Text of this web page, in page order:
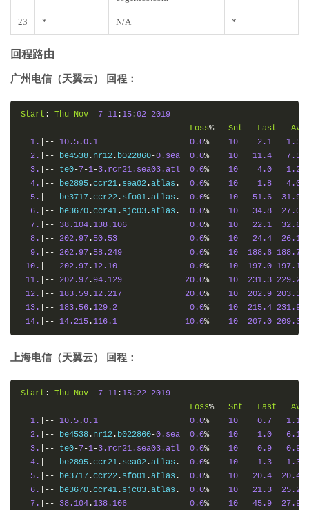
23 * N/A *
回程路由
广州电信（天翼云） 回程：
Start : Thu Nov 7 11 : 15 :02 2019
Loss% Snt Last
Avg
1.
|-- 10.5 .0.1 0.0% 10 2.1
1.5
2.
|-- be4538 . nr12 . b022860-0.sea 0.0% 10 11.4
7.5
3.
|-- te0-7-1-3.rcr21.sea03.atl 0.0% 10 4.0
1.2
4.
|-- be2895 .ccr21 . sea02 .atlas . 0.0% 10 1.8
4.0
5.
|-- be3717 .ccr22 . sfo01 .atlas . 0.0% 10 51.6
31.9
6.
|-- be3670 .ccr41 . sjc03 .atlas . 0.0% 10 34.8
27.0
7.
|-- 38.104 . 138.106 0.0% 10 22.1
32.6
8.
|-- 202.97 . 50.53 0.0% 10 24.4
26.1
9.
|-- 202.97 . 58.249 0.0% 10 188.6 188.7
10.
|-- 202.97 . 12.10 0.0% 10 197.0 197.1
11.
|-- 202.97 .94.129 20.0% 10 231.3 229.2
12.
|-- 183.59 . 12.217 20.0% 10 202.9 203.5
13.
|-- 183.56 . 129.2 0.0% 10 215.4 231.9
14.
|-- 14.215 . 116.1 10.0% 10 207.0 209.3
上海电信（天翼云） 回程：
Start : Thu Nov 7 11 : 15 :22 2019
Loss% Snt Last
Avg
1.
|-- 10.5 .0.1 0.0% 10 0.7
1.1
2.
|-- be4538 . nr12 . b022860-0.sea 0.0% 10 1.0
6.1
3.
|-- te0-7-1-3.rcr21.sea03.atl 0.0% 10 0.9
0.9
4.
|-- be2895 .ccr21 . sea02 .atlas . 0.0% 10 1.3
1.3
5.
|-- be3717 .ccr22 . sfo01 .atlas . 0.0% 10 20.4
20.4
6.
|-- be3670 .ccr41 . sjc03 .atlas . 0.0% 10 21.3
25.2
7.
|-- 38.104 . 138.106 0.0% 10 45.9
27.9